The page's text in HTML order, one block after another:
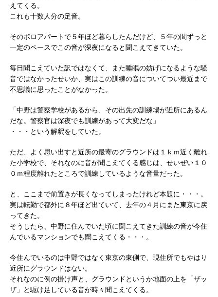
えてくる。
これも十数人分の足音。
そのボロアパートで５年ほど暮らしたんだけど、５年の間ずっと
一定のペースでこの音が深夜になると聞こえてきていた。
毎日聞こえていた訳ではなくて、また睡眠の妨げになるような騒
音ではなかったせいか、実はこの訓練の音についてつい最近まで
不思議に思ったことがなかった。
「中野は警察学校があるから、その出先の訓練場が近所にあるん
だな。警察官は深夜でも訓練があって大変だな」
・・・という解釈をしていた。
ただ、よく思い出すと近所の最寄のグラウンドは１ｋｍ近く離れ
た小学校で、それなのに音が聞こえてくる感じは、せいぜい１０
０ｍ程度離れたところで訓練しているような音量だった。
と、ここまで前置きが長くなってしまったけれど本題に・・・。
実は転勤で都外に８年ほど出ていて、去年の４月にまた東京に戻
ってきた。
そうしたら、中野に住んでいた頃に聞こえてきた訓練の音が今住
んでいるマンションでも聞こえてくる・・・。
今住んでいるのは中野ではなく東京の東側で、現住所でもやはり
近所にグラウンドはない。
それなのに例の掛け声と、グラウンドというか地面の上を「ザッ
ザ」と駆け足している音が時々聞こえてくる。